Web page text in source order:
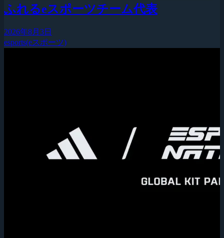
ふれるeスポーツチーム代表
2026年8月3日
esports(eスポーツ)